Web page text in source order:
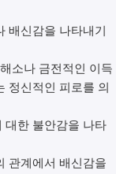
배신감을 나타내기
소나 금전적인 이득
정신적인 피로를 의
대한 불안감을 나타
관계에서 배신감을